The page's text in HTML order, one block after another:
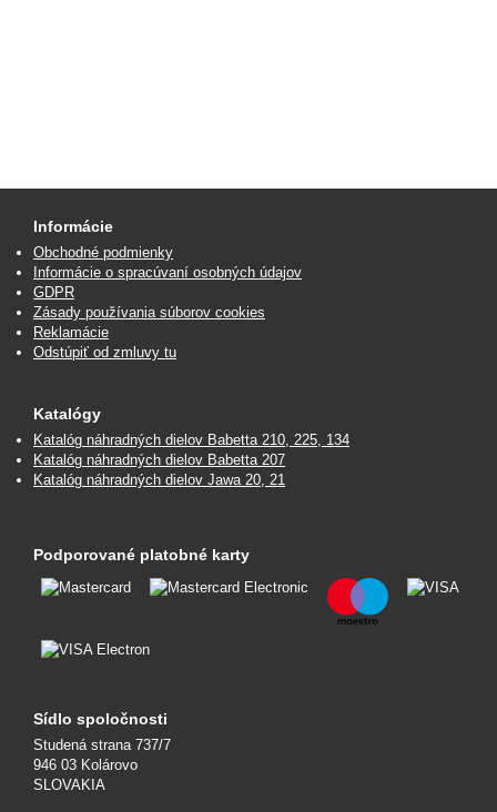
Informácie
Obchodné podmienky
Informácie o spracúvaní osobných údajov
GDPR
Zásady používania súborov cookies
Reklamácie
Odstúpiť od zmluvy tu
Katalógy
Katalóg náhradných dielov Babetta 210, 225, 134
Katalóg náhradných dielov Babetta 207
Katalóg náhradných dielov Jawa 20, 21
Podporované platobné karty
Sídlo spoločnosti
Studená strana 737/7
946 03 Kolárovo
SLOVAKIA